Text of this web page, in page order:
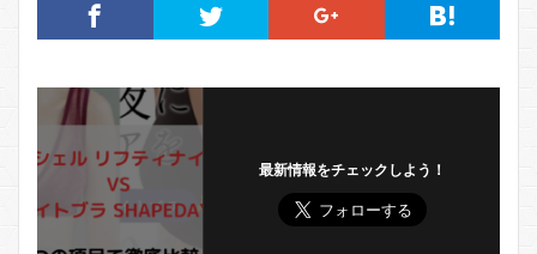
最新情報をチェックしよう！